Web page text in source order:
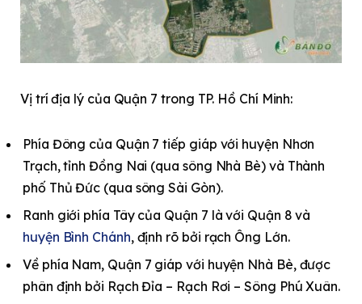
Vị trí địa lý của Quận 7 trong TP. Hồ Chí Minh:
Phía Đông của Quận 7 tiếp giáp với huyện Nhơn
Trạch, tỉnh Đồng Nai (qua sông Nhà Bè) và Thành
phố Thủ Đức (qua sông Sài Gòn).
Ranh giới phía Tây của Quận 7 là với Quận 8 và
huyện Bình Chánh, định rõ bởi rạch Ông Lớn.
Về phía Nam, Quận 7 giáp với huyện Nhà Bè, được
phân định bởi Rạch Đỉa – Rạch Rơi – Sông Phú Xuân.